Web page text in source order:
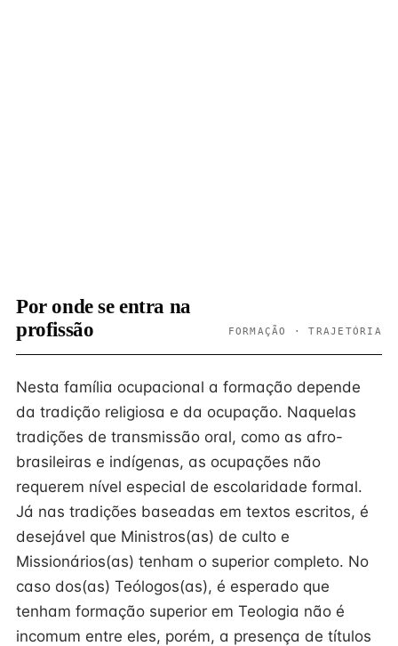
Por onde se entra na
profissão
FORMAÇÃO · TRAJETÓRIA
Nesta família ocupacional a formação depende
da tradição religiosa e da ocupação. Naquelas
tradições de transmissão oral, como as afro-
brasileiras e indígenas, as ocupações não
requerem nível especial de escolaridade formal.
Já nas tradições baseadas em textos escritos, é
desejável que Ministros(as) de culto e
Missionários(as) tenham o superior completo. No
caso dos(as) Teólogos(as), é esperado que
tenham formação superior em Teologia não é
incomum entre eles, porém, a presença de títulos